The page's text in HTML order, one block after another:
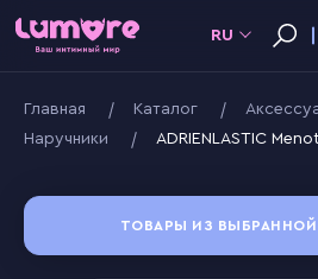
RU
Главная Kаталог
Наручники
ADRIENLASTIC
ТОВАРЫ ИЗ ВЫБРАННОЙ